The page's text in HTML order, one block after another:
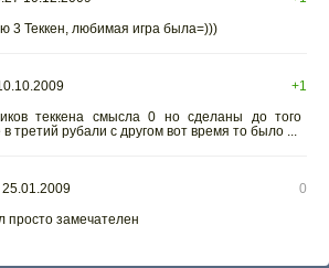
3 Теккен, любимая игра была=)))
+1
теккена смысла 0 но сделаны до того
третий рубали с другом вот время то было ...
25.01.2009
0
просто замечателен